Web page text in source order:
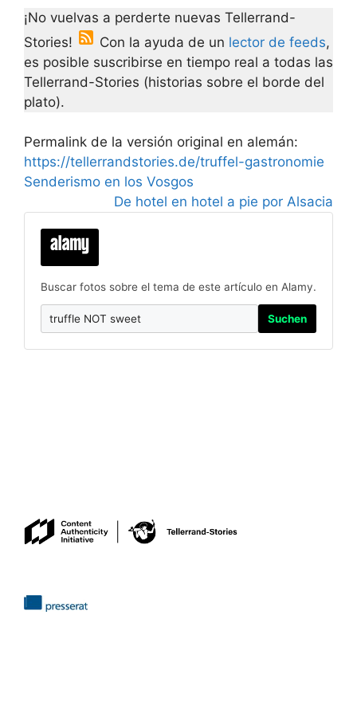
¡No vuelvas a perderte nuevas Tellerrand-
Stories!
Con la ayuda de un lector de feeds,
es posible suscribirse en tiempo real a todas las
Tellerrand-Stories (historias sobre el borde del
plato).
Permalink de la versión original en alemán:
https://tellerrandstories.de/truffel-gastronomie
Senderismo en los Vosgos
De hotel en hotel a pie por Alsacia
Buscar fotos sobre el tema de este artículo en Alamy.
Suchen